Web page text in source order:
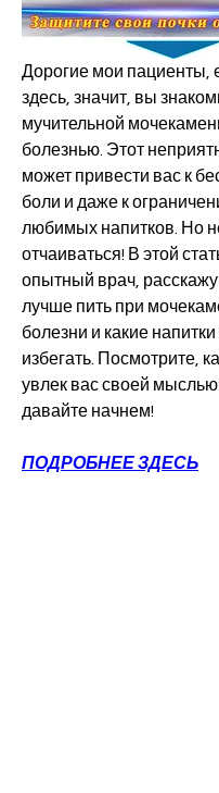
Дорогие мои пациенты,
здесь, значит, вы
мучительной
болезнью. Этот
может привести вас к
боли и даже к
любимых напитков. Но
отчаиваться! В этой
опытный врач,
лучше пить при
болезни и какие напитки
избегать. Посмотрите,
увлек вас своей
давайте начнем!
ПОДРОБНЕЕ ЗДЕСЬ